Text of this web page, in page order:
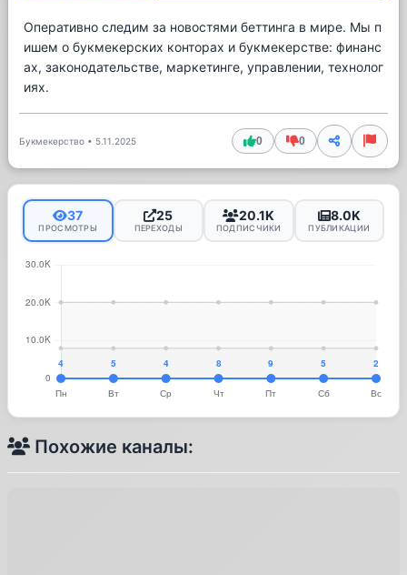
Оперативно следим за новостями беттинга в мире. Мы п
ишем о букмекерских конторах и букмекерстве: финанс
ах, законодательстве, маркетинге, управлении, технолог
иях.
Букмекерство • 5.11.2025 0 0
37
ПРОСМОТРЫ
25
ПЕРЕХОДЫ
20.1K
ПОДПИСЧИКИ
8.0K
ПУБЛИКАЦИИ
Похожие каналы: